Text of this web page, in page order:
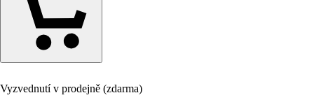
Vyzvednutí v prodejně (zdarma)